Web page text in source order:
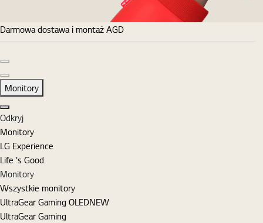
Darmowa dostawa i montaż AGD
Następny slajd
Monitory
Zamknij
Odkryj
Monitory
LG Experience
Life 's Good
Monitory
Wszystkie monitory
UltraGear Gaming OLEDNEW
UltraGear Gaming